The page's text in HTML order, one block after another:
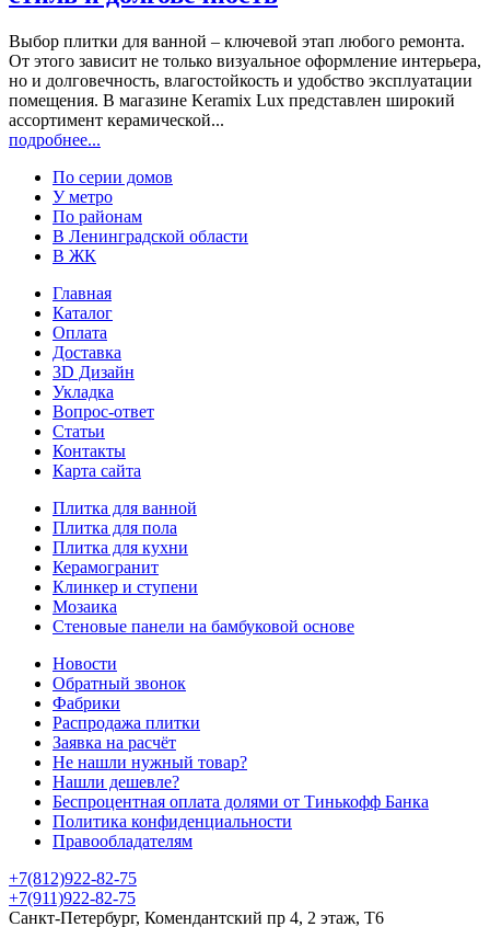
Выбор плитки для ванной – ключевой этап любого ремонта.
От этого зависит не только визуальное оформление интерьера,
но и долговечность, влагостойкость и удобство эксплуатации
помещения. В магазине Keramix Lux представлен широкий
ассортимент керамической...
подробнее...
По серии домов
У метро
По районам
В Ленинградской области
В ЖК
Главная
Каталог
Оплата
Доставка
3D Дизайн
Укладка
Вопрос-ответ
Статьи
Контакты
Карта сайта
Плитка для ванной
Плитка для пола
Плитка для кухни
Керамогранит
Клинкер и ступени
Мозаика
Стеновые панели на бамбуковой основе
Новости
Обратный звонок
Фабрики
Распродажа плитки
Заявка на расчёт
Не нашли нужный товар?
Нашли дешевле?
Беспроцентная оплата долями от Тинькофф Банка
Политика конфиденциальности
Правообладателям
+7(812)922-82-75
+7(911)922-82-75
Санкт-Петербург, Комендантский пр 4, 2 этаж, Т6